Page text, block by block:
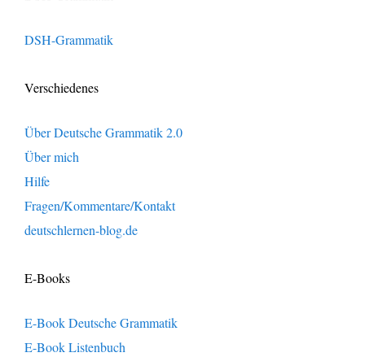
DSH-Grammatik
Verschiedenes
Über Deutsche Grammatik 2.0
Über mich
Hilfe
Fragen/Kommentare/Kontakt
deutschlernen-blog.de
E-Books
E-Book Deutsche Grammatik
E-Book Listenbuch